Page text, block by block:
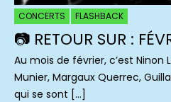
CONCERTS FLASHBACK
📷 RETOUR SUR :
Au mois de février, c’est Ninon
Munier, Margaux Querrec,
qui se sont […]